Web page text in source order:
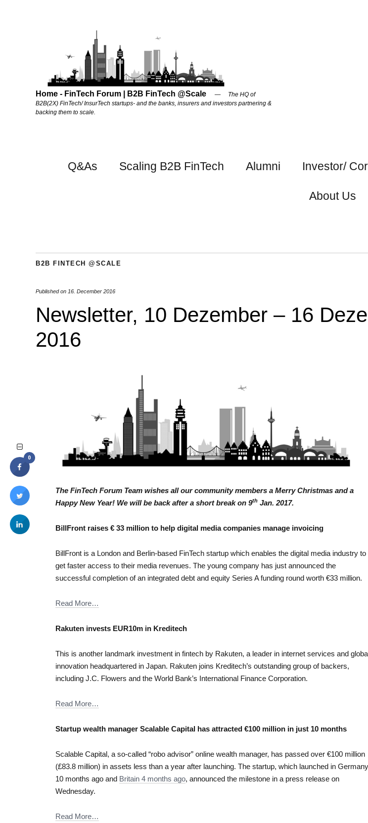
Home - FinTech Forum | B2B FinTech @Scale
The HQ of
B2B(2X) FinTech/ InsurTech startups- and the banks, insurers and investors partnering &
backing them to scale.
Q&As Scaling B2B FinTech Alumni Investor/
About Us
B2B FINTECH @SCALE
Published on 16. December 2016
Newsletter, 10 Dezember – 16
2016
The FinTech Forum Team wishes all our community members a Merry Christmas and a
Happy New Year! We will be back after a short break on 9th Jan. 2017.
BillFront raises € 33 million to help digital media companies manage invoicing
BillFront is a London and Berlin-based FinTech startup which enables the digital media industry to
get faster access to their media revenues. The young company has just announced the
successful completion of an integrated debt and equity Series A funding round worth €33 million.
Read More…
Rakuten invests EUR10m in Kreditech
This is another landmark investment in fintech by Rakuten, a leader in internet services and
innovation headquartered in Japan. Rakuten joins Kreditech’s outstanding group of backers,
including J.C. Flowers and the World Bank’s International Finance Corporation.
Read More…
Startup wealth manager Scalable Capital has attracted €100 million in just 10 months
Scalable Capital, a so-called “robo advisor” online wealth manager, has passed over €100 million
(£83.8 million) in assets less than a year after launching. The startup, which launched in Germany
10 months ago and Britain 4 months ago, announced the milestone in a press release on
Wednesday.
Read More…
0